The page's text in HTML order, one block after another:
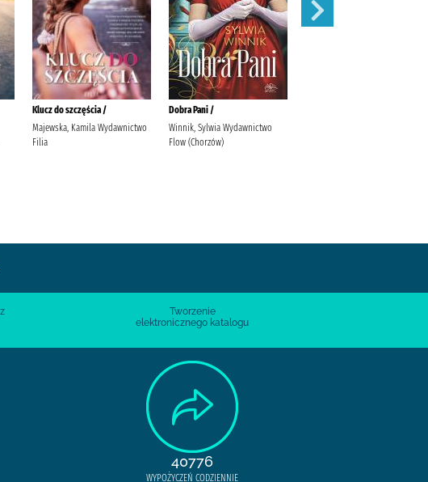
Klucz do szczęścia /
Majewska, Kamila Wydawnictwo
Filia
Dobra Pani /
Winnik, Sylwia Wydawnictwo
Flow (Chorzów)
Tworzenie
elektronicznego katalogu
40776
WYPOŻYCZEŃ CODZIENNIE